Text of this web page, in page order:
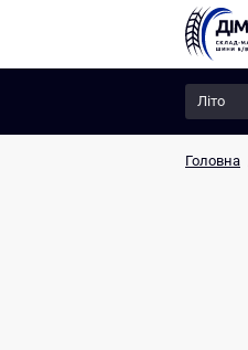
Сезон
Головна